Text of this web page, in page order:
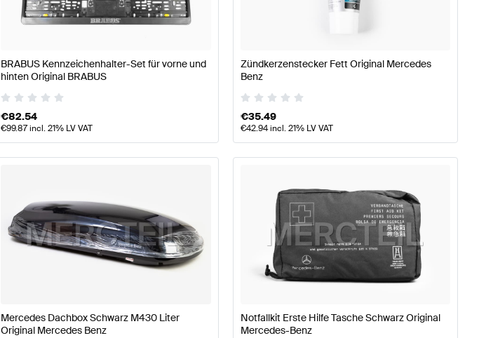
BRABUS Kennzeichenhalter-Set für vorne und
hinten Original BRABUS
€82.54
€99.87incl. 21% LV VAT
Zündkerzenstecker Fett Original Mercedes
Benz
€35.49
€42.94incl. 21% LV VAT
Mercedes Dachbox Schwarz M430 Liter
Original Mercedes Benz
Notfallkit Erste Hilfe Tasche Schwarz Original
Mercedes-Benz